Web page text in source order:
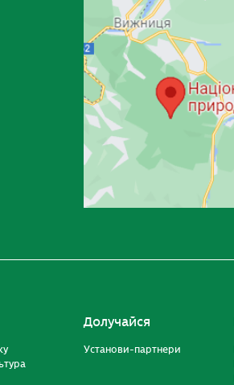
Долучайся
Установи-партнери